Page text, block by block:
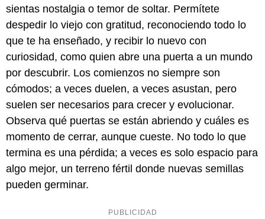
sientas nostalgia o temor de soltar. Permítete
despedir lo viejo con gratitud, reconociendo todo lo
que te ha enseñado, y recibir lo nuevo con
curiosidad, como quien abre una puerta a un mundo
por descubrir. Los comienzos no siempre son
cómodos; a veces duelen, a veces asustan, pero
suelen ser necesarios para crecer y evolucionar.
Observa qué puertas se están abriendo y cuáles es
momento de cerrar, aunque cueste. No todo lo que
termina es una pérdida; a veces es solo espacio para
algo mejor, un terreno fértil donde nuevas semillas
pueden germinar.